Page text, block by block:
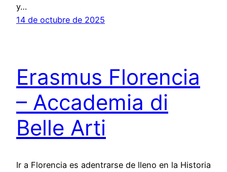
y…
14 de octubre de 2025
Erasmus Florencia
– Accademia di
Belle Arti
Ir a Florencia es adentrarse de lleno en la Historia